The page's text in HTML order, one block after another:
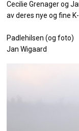
Cecilie Grenager og
av deres nye og fine K-
Padlehilsen (og foto)
Jan Wigaard